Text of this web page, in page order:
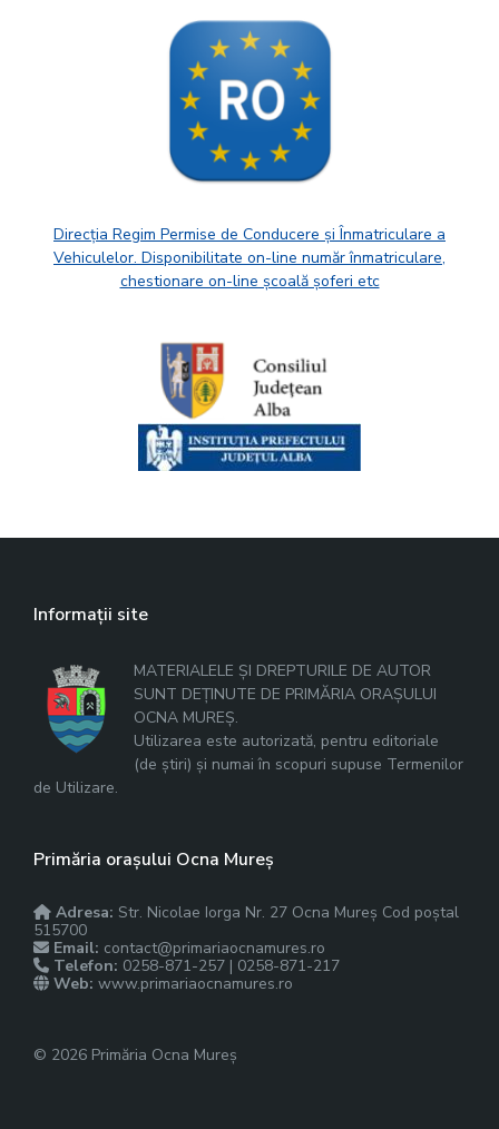
Direcția Regim Permise de Conducere și Înmatriculare a
Vehiculelor. Disponibilitate on-line număr înmatriculare,
chestionare on-line școală șoferi etc
Informații site
MATERIALELE ȘI DREPTURILE DE AUTOR
SUNT DEȚINUTE DE PRIMĂRIA ORAȘULUI
OCNA MUREȘ.
Utilizarea este autorizată, pentru editoriale
(de știri) și numai în scopuri supuse Termenilor
de Utilizare.
Primăria orașului Ocna Mureș
Adresa: Str. Nicolae Iorga Nr. 27 Ocna Mureș Cod poștal
515700
Email: contact@primariaocnamures.ro
Telefon: 0258-871-257 | 0258-871-217
Web: www.primariaocnamures.ro
© 2026 Primăria Ocna Mureș